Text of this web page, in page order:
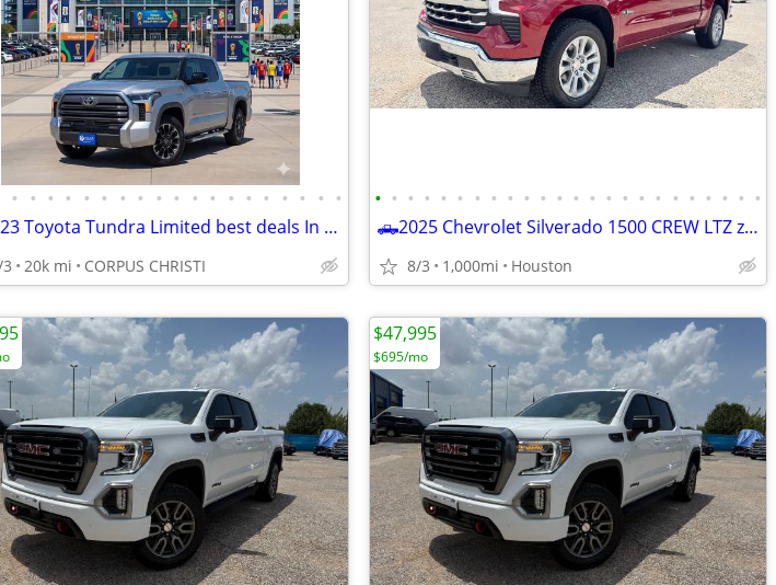
• • • • • • • • • • • • • • • • • • •
🛻2023 Toyota Tundra Limited best deals In town 832-249-1818
20k mi CORPUS CHRISTI
• • • • • • • • • • • • • • • • • • • • • • • •
🛻2025 Chevrolet Silverado 1500 CREW LTZ z71 only 1,500 miles like NEW
8/3 1,000mi Houston
$47,995
$695/mo